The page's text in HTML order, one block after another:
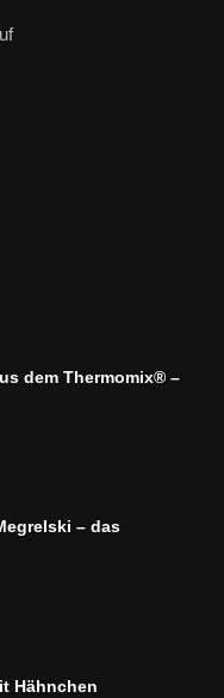
dem Thermomix® –
– das
Hähnchen